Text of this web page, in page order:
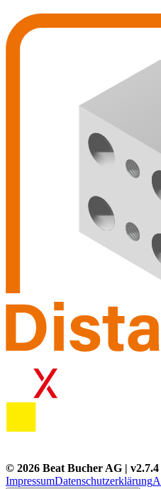
© 2026 Beat Bucher AG | v2.7.4
ImpressumDatenschutzerklärung